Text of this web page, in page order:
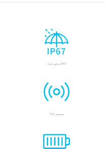
IP67 مقاوم للماء
مستشعر TOF